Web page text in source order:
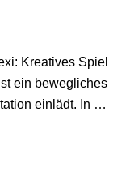
Kreatives Spiel
ein bewegliches
einlädt. In …